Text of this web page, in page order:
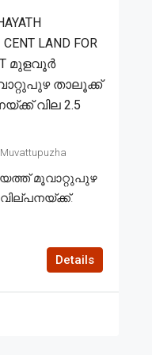
LAND FOR
മുളവൂർ
താലൂക്ക്
വില 2.5
Muvattupuzha
മൂവാറ്റുപുഴ
Details